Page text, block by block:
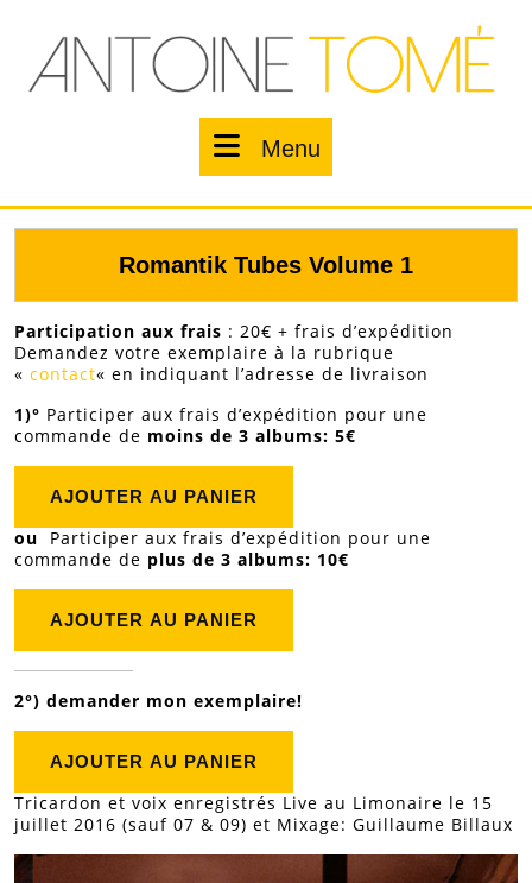
content
Menu
Romantik Tubes Volume 1
Participation aux frais : 20€ + frais d’expédition
Demandez votre exemplaire à la rubrique
« contact« en indiquant l’adresse de livraison
1)° Participer aux frais d’expédition pour une
commande de moins de 3 albums: 5€
ou Participer aux frais d’expédition pour une
commande de plus de 3 albums: 10€
2°) demander mon exemplaire!
Tricardon et voix enregistrés Live au Limonaire le 15
juillet 2016 (sauf 07 & 09) et Mixage: Guillaume Billaux